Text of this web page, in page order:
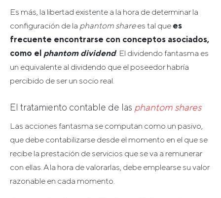
Es más, la libertad existente a la hora de determinar la
configuración de la phantom sharees tal que es
frecuente encontrarse con conceptos asociados,
como el phantom dividend. El dividendo fantasma es
un equivalente al dividendo que el poseedor habría
percibido de ser un socio real.
El tratamiento contable de las phantom shares
Las acciones fantasma se computan como un pasivo,
que debe contabilizarse desde el momento en el que se
recibe la prestación de servicios que se va a remunerar
con ellas. A la hora de valorarlas, debe emplearse su valor
razonable en cada momento.